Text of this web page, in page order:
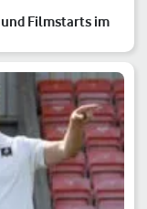
Filmstarts im